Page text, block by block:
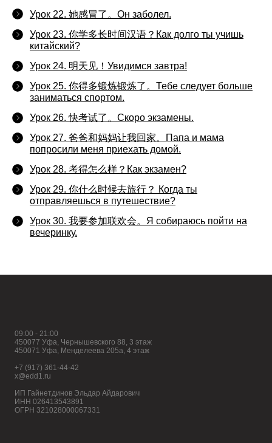
Урок 22. 她感冒了。Он заболел.
Урок 23. 你学多长时间汉语？Как долго ты учишь
китайский?
Урок 24. 明天见！Увидимся завтра!
Урок 25. 你得多锻炼锻炼了。Тебе следует больше
заниматься спортом.
Урок 26. 快考试了。Скоро экзамены.
Урок 27. 爸爸和妈妈让我回家。Папа и мама
попросили меня приехать домой.
Урок 28. 考得怎么样？Как экзамен?
Урок 29. 你什么时候去旅行？ Когда ты
отправляешься в путешествие?
Урок 30. 我要参加联欢会。Я собираюсь пойти на
вечеринку.
09:00 - 21:00
450077 Уфа, Чернышевского 88, 3 этаж
450071 Уфа, Менделеева 205а, 4 этаж
+7 (917) 361-44-42
x@edd1.ru
ИП Гайнетдинов Эльдар Айдарович
ИНН 026413543891
ОГРН 321028000067331